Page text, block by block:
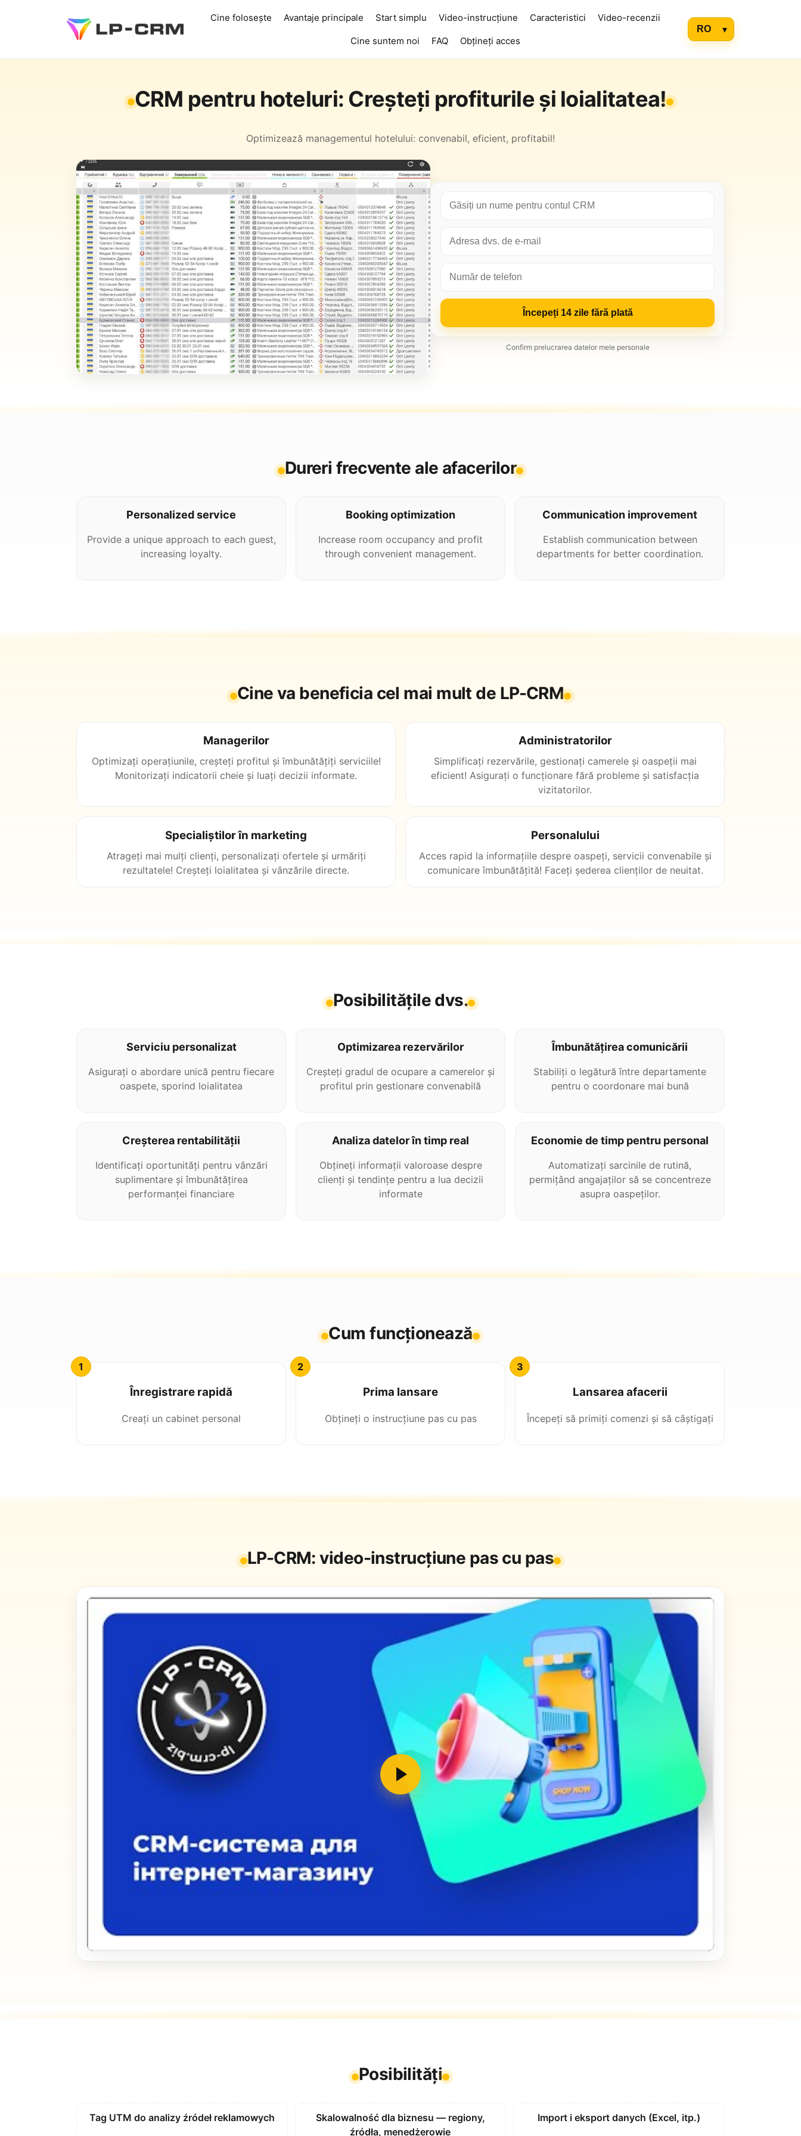
Cine folosește Avantaje principale Start simplu Video-instrucțiune Caracteristici Video-recenzii
Cine suntem noi FAQ Obțineți acces
CRM pentru hoteluri: Creșteți profiturile și loialitatea!
Optimizează managementul hotelului: convenabil, eficient, profitabil!
Începeți 14 zile fără plată
Confirm prelucrarea datelor mele personale
Dureri frecvente ale afacerilor
Personalized service
Provide a unique approach to each guest,
increasing loyalty.
Booking optimization
Increase room occupancy and profit
through convenient management.
Communication improvement
Establish communication between
departments for better coordination.
Cine va beneficia cel mai mult de LP-CRM
Managerilor
Optimizați operațiunile, creșteți profitul și îmbunătățiți serviciile!
Monitorizați indicatorii cheie și luați decizii informate.
Administratorilor
Simplificați rezervările, gestionați camerele și oaspeții mai
eficient! Asigurați o funcționare fără probleme și satisfacția
vizitatorilor.
Specialiștilor în marketing
Atrageți mai mulți clienți, personalizați ofertele și urmăriți
rezultatele! Creșteți loialitatea și vânzările directe.
Personalului
Acces rapid la informațiile despre oaspeți, servicii convenabile și
comunicare îmbunătățită! Faceți șederea clienților de neuitat.
Posibilitățile dvs.
Serviciu personalizat
Asigurați o abordare unică pentru fiecare
oaspete, sporind loialitatea
Optimizarea rezervărilor
Creșteți gradul de ocupare a camerelor și
profitul prin gestionare convenabilă
Îmbunătățirea comunicării
Stabiliți o legătură între departamente
pentru o coordonare mai bună
Creșterea rentabilității
Identificați oportunități pentru vânzări
suplimentare și îmbunătățirea
performanței financiare
Analiza datelor în timp real
Obțineți informații valoroase despre
clienți și tendințe pentru a lua decizii
informate
Economie de timp pentru personal
Automatizați sarcinile de rutină,
permițând angajaților să se concentreze
asupra oaspeților.
Cum funcționează
Înregistrare rapidă
Creați un cabinet personal
Prima lansare
Obțineți o instrucțiune pas cu pas
Lansarea afacerii
Începeți să primiți comenzi și să câștigați
LP-CRM: video-instrucțiune pas cu pas
Posibilități
Tag UTM do analizy źródeł reklamowych
Skalowalność dla biznesu — regiony,
źródła, menedżerowie
Import i eksport danych (Excel, itp.)